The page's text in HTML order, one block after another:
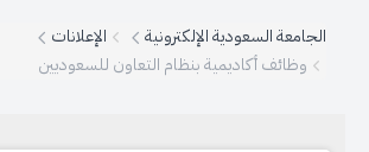
الجامعة السعودية الإلكترونية
الإعلانات
وظائف أكاديمية بنظام التعاون للسعوديين